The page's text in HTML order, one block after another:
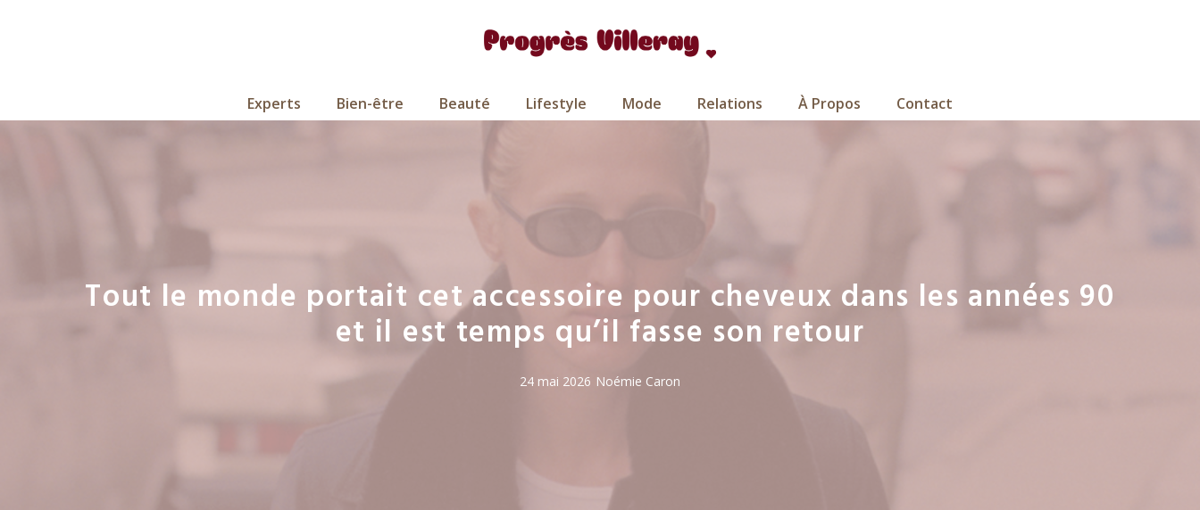
Experts Bien-être Beauté Lifestyle Mode Relations À Propos Contact
Tout le monde portait cet accessoire pour cheveux dans les années 90
et il est temps qu’il fasse son retour
24 mai 2026 Noémie Caron